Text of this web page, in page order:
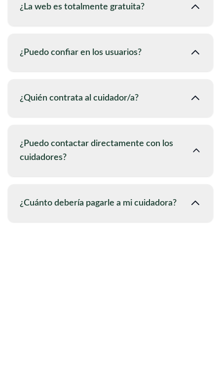
¿La web es totalmente gratuita?
¿Puedo confiar en los usuarios?
¿Quién contrata al cuidador/a?
¿Puedo contactar directamente con los
cuidadores?
¿Cuánto debería pagarle a mi cuidadora?